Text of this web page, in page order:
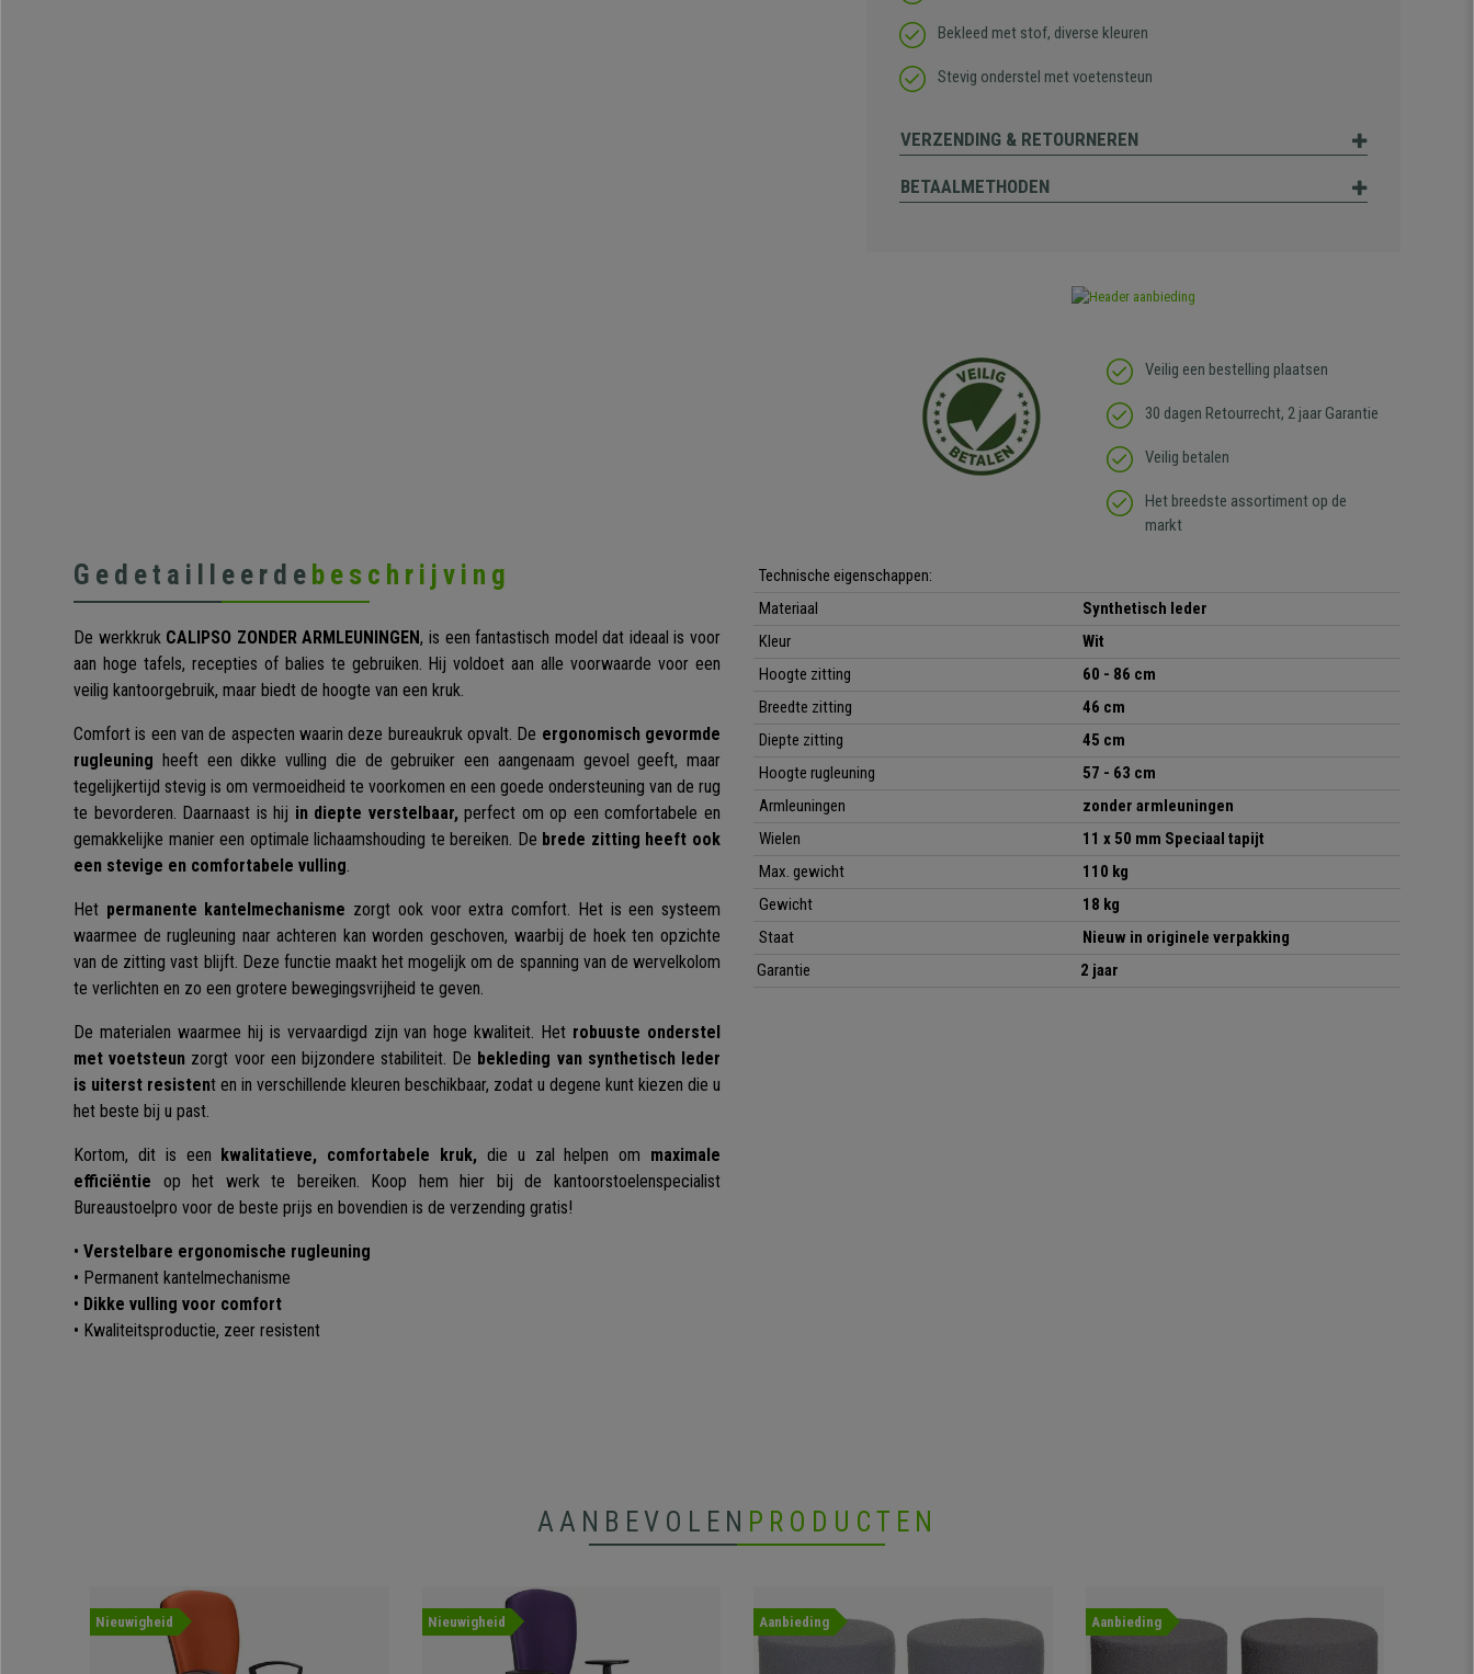
Bekleed met stof, diverse kleuren
Stevig onderstel met voetensteun
VERZENDING & RETOURNEREN
BETAALMETHODEN
Veilig een bestelling plaatsen
30 dagen Retourrecht, 2 jaar Garantie
Veilig betalen
Het breedste assortiment op de
markt
Gedetailleerde beschrijving
De werkkruk CALIPSO ZONDER ARMLEUNINGEN, is een fantastisch model dat ideaal is voor
aan hoge tafels, recepties of balies te gebruiken. Hij voldoet aan alle voorwaarde voor een
veilig kantoorgebruik, maar biedt de hoogte van een kruk.
Comfort is een van de aspecten waarin deze bureaukruk opvalt. De ergonomisch gevormde
rugleuning heeft een dikke vulling die de gebruiker een aangenaam gevoel geeft, maar
tegelijkertijd stevig is om vermoeidheid te voorkomen en een goede ondersteuning van de rug
te bevorderen. Daarnaast is hij in diepte verstelbaar,perfect om op een comfortabele en
gemakkelijke manier een optimale lichaamshouding te bereiken. De brede zitting heeft ook
een stevige en comfortabele vulling.
Het permanente kantelmechanisme zorgt ook voor extra comfort. Het is een systeem
waarmee de rugleuning naar achteren kan worden geschoven, waarbij de hoek ten opzichte
van de zitting vast blijft. Deze functie maakt het mogelijk om de spanning van de wervelkolom
te verlichten en zo een grotere bewegingsvrijheid te geven.
De materialen waarmee hij is vervaardigd zijn van hoge kwaliteit. Het robuuste onderstel
met voetsteun zorgt voor een bijzondere stabiliteit. De bekleding van synthetisch leder
is uiterst resistent en in verschillende kleuren beschikbaar, zodat u degene kunt kiezen die u
het beste bij u past.
Kortom, dit is een kwalitatieve, comfortabele kruk, die u zal helpen om maximale
efficiëntie op het werk te bereiken. Koop hem hier bij de kantoorstoelenspecialist
Bureaustoelpro voor de beste prijs en bovendien is de verzending gratis!
• Verstelbare ergonomische rugleuning
• Permanent kantelmechanisme
• Dikke vulling voor comfort
• Kwaliteitsproductie, zeer resistent
Technische eigenschappen:
Materiaal
Synthetisch leder
Kleur
Wit
Hoogte zitting
60 - 86 cm
Breedte zitting
46 cm
Diepte zitting
45 cm
Hoogte rugleuning
57 - 63 cm
Armleuningen
zonder armleuningen
Wielen
11 x 50 mm Speciaal tapijt
Max. gewicht
110 kg
Gewicht
18 kg
Staat
Nieuw in originele verpakking
Garantie
2 jaar
AANBEVOLEN PRODUCTEN
Nieuwigheid Nieuwigheid Aanbieding Aanbieding